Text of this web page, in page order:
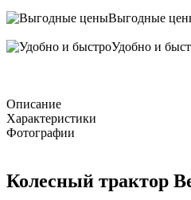
Выгодные
Удобно и
Описание
Характеристики
Фотографии
Колесный трактор